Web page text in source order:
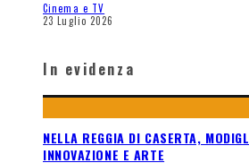
Cinema e TV
23 Luglio 2026
In evidenza
NELLA REGGIA DI CASERTA,
INNOVAZIONE E ARTE